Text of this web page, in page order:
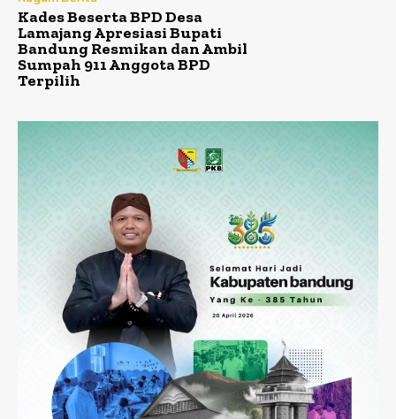
Kades Beserta BPD Desa
Lamajang Apresiasi Bupati
Bandung Resmikan dan Ambil
Sumpah 911 Anggota BPD
Terpilih